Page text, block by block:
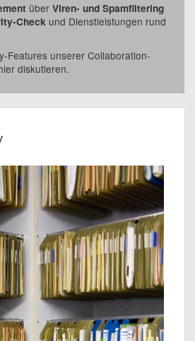
über Viren- und Spamfiltering
Check und Dienstleistungen rund
Features unserer Collaboration-
diskutieren.